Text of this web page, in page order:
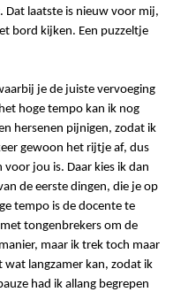
Dat laatste is nieuw voor mij,
bord kijken. Een puzzeltje
je de juiste vervoeging
hoge tempo kan ik nog
hersenen pijnigen, zodat ik
gewoon het rijtje af, dus
jou is. Daar kies ik dan
de eerste dingen, die je op
tempo is de docente te
tongenbrekers om de
maar ik trek toch maar
wat langzamer kan, zodat ik
had ik allang begrepen